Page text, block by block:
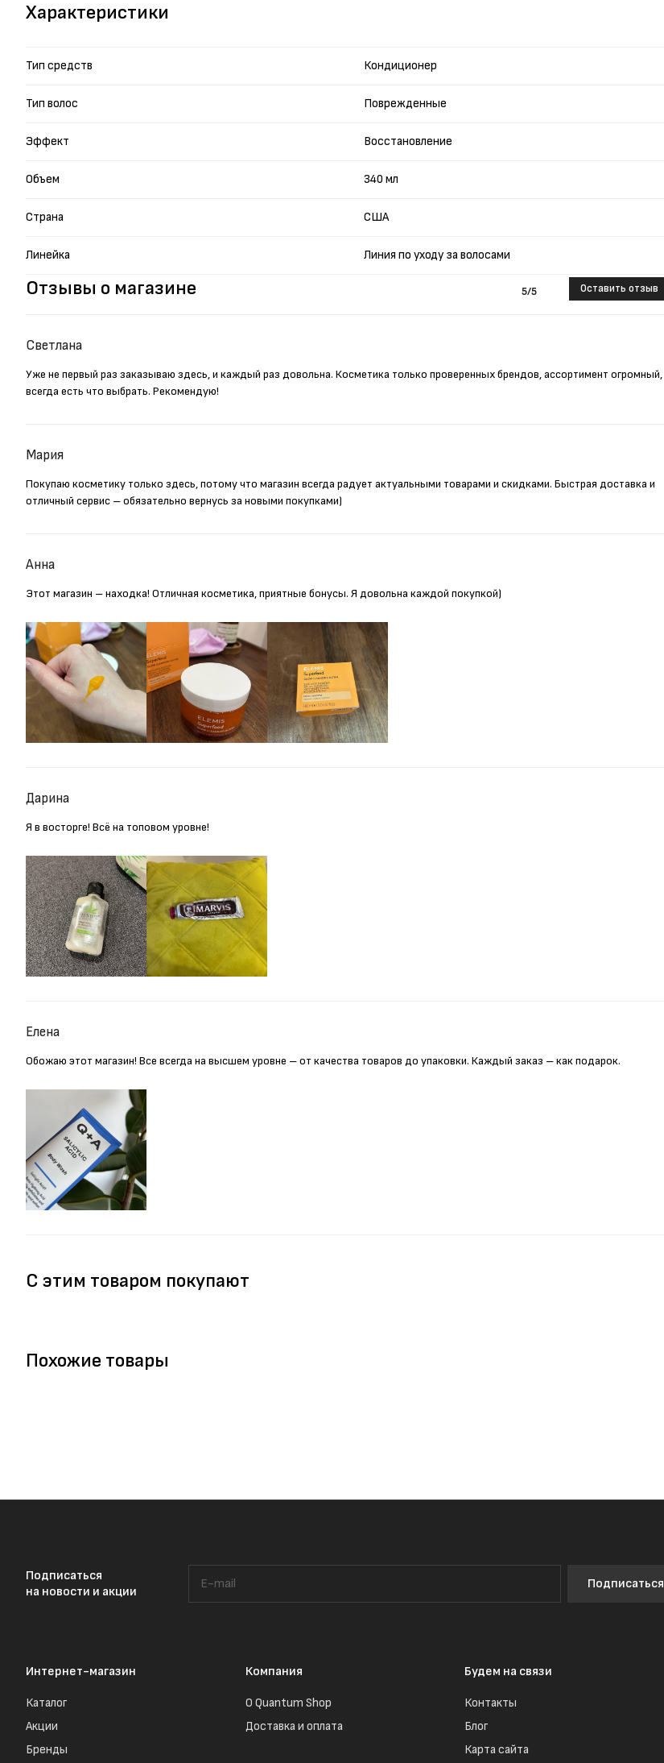
Отзывы о магазине 5/5 Оставить отзыв
Светлана
Уже не первый раз заказываю здесь, и каждый раз довольна. Косметика только проверенных брендов, ассортимент огромный,
всегда есть что выбрать. Рекомендую!
Мария
Покупаю косметику только здесь, потому что магазин всегда радует актуальными товарами и скидками. Быстрая доставка и
отличный сервис – обязательно вернусь за новыми покупками)
Анна
Этот магазин – находка! Отличная косметика, приятные бонусы. Я довольна каждой покупкой)
Дарина
Я в восторге! Всё на топовом уровне!
Елена
Обожаю этот магазин! Все всегда на высшем уровне – от качества товаров до упаковки. Каждый заказ – как подарок.
Характеристики
Тип средств Кондиционер
Тип волос Поврежденные
Эффект Восстановление
Объем 340 мл
Страна США
Линейка Линия по уходу за волосами
С этим товаром покупают
Похожие товары
Подписаться
на новости и акции
Подписаться
Интернет-магазин
Каталог
Акции
Бренды
Компания
О Quantum Shop
Доставка и оплата
Будем на связи
Контакты
Блог
Карта сайта